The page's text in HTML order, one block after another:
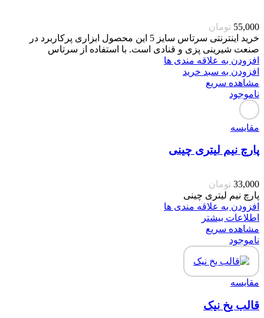
55,000 تومان
خرید اینترنتی سرتاس سایز 5 این محصول ابزاری پرکاربرد در
صنعت شیرینی پزی و قنادی است. با استفاده از سرتاس
افزودن به علاقه مندی ها
افزودن به سبد خرید
مشاهده سریع
ناموجود
مقایسه
پارچ نیم لیتری چینی
33,000 تومان
پارچ نیم لیتری چینی
افزودن به علاقه مندی ها
اطلاعات بیشتر
مشاهده سریع
ناموجود
مقایسه
قالب یخ نیک